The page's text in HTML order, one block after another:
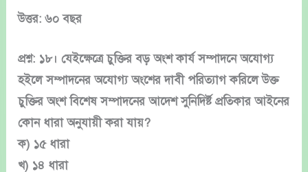
উত্তর: ৬০ বছর
প্রশ্ন: ১৮। যেইক্ষেত্রে চুক্তির বড় অংশ কার্য সম্পাদনে অযোগ্য
হইলে সম্পাদনের অযোগ্য অংশের দাবী পরিত্যাগ করিলে উক্ত
চুক্তির অংশ বিশেষ সম্পাদনের আদেশ সুনিদির্ষ্ট প্রতিকার আইনের
কোন ধারা অনুযায়ী করা যায়?
ক) ১৫ ধারা
খ) ১৪ ধারা